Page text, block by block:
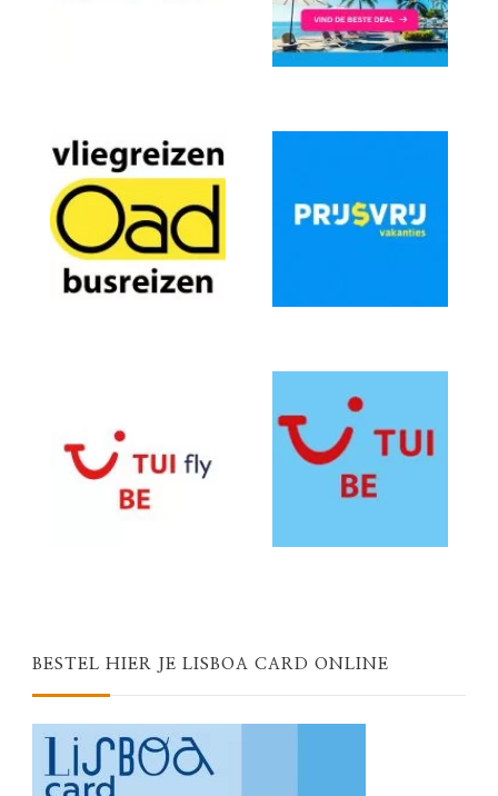
BESTEL HIER JE LISBOA CARD ONLINE